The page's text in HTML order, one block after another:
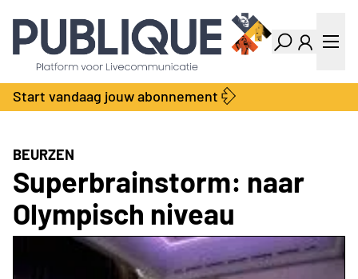
Industry Dashboard
Vacatures
Kalender
Producten
Bedrijvengids
Locatie Finder
Contact
Over ons
Adverteren
Abonnementen
Start vandaag jouw abonnement
BEURZEN
Superbrainstorm: naar
Olympisch niveau